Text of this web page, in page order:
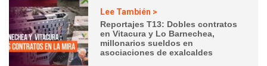
Lee También >
Reportajes T13: Dobles contratos
en Vitacura y Lo Barnechea,
millonarios sueldos en
asociaciones de exalcaldes